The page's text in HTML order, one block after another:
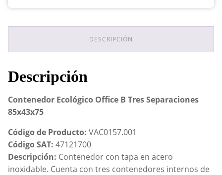
B
DESCRIPCIÓN
Descripción
Contenedor Ecológico Office B Tres Separaciones
85x43x75
Código de Producto: VAC0157.001
Código SAT: 47121700
Descripción: Contenedor con tapa en acero
inoxidable. Cuenta con tres contenedores internos de